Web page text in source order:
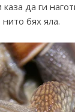
да ги
нито бях яла.